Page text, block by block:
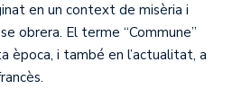
en un context de misèria i
obrera. El terme “Commune”
època, i també en l’actualitat, a